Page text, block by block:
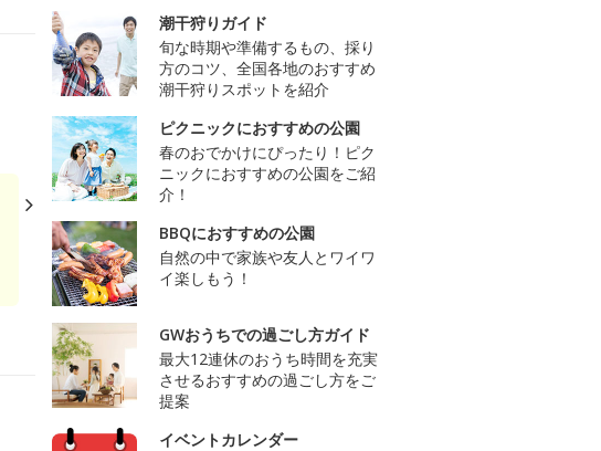
潮干狩りガイド
旬な時期や準備するもの、採り
方のコツ、全国各地のおすすめ
潮干狩りスポットを紹介
ピクニックにおすすめの公園
春のおでかけにぴったり！ピク
ニックにおすすめの公園をご紹
介！
BBQにおすすめの公園
自然の中で家族や友人とワイワ
イ楽しもう！
GWおうちでの過ごし方ガイド
最大12連休のおうち時間を充実
させるおすすめの過ごし方をご
提案
イベントカレンダー